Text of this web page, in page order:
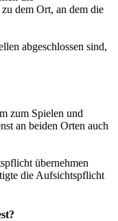
dem Ort, an dem die
abgeschlossen sind,
zum Spielen und
an beiden Orten auch
übernehmen
die Aufsichtspflicht